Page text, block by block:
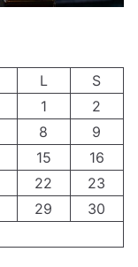
L
S
1
2
8
9
15
16
22
23
29
30